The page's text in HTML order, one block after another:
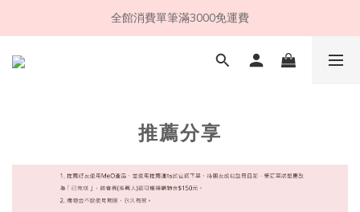
歡迎光臨采麗生醫
全館消費單筆滿3000免運費
歡迎光臨采麗生醫
推薦分享